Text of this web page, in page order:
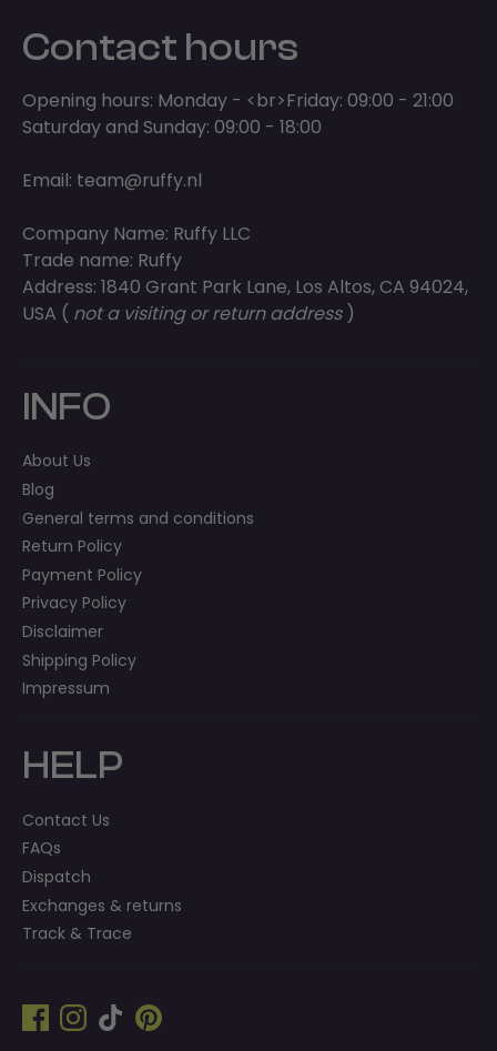
Contact hours
Opening hours: Monday - <br>Friday: 09:00 - 21:00
Saturday and Sunday: 09:00 - 18:00
Email: team@ruffy.nl
Company Name: Ruffy LLC
Trade name: Ruffy
Address: 1840 Grant Park Lane, Los Altos, CA 94024,
USA ( not a visiting or return address)
INFO
About Us
Blog
General terms and conditions
Return Policy
Payment Policy
Privacy Policy
Disclaimer
Shipping Policy
Impressum
HELP
Contact Us
FAQs
Dispatch
Exchanges & returns
Track & Trace